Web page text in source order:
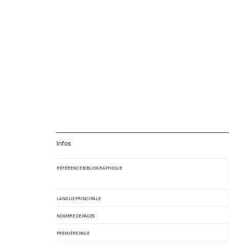
Infos
RÉFÉRENCE BIBLIOGRAPHIQUE
LANGUE PRINCIPALE
NOMBRE DE PAGES
PREMIÈRE PAGE